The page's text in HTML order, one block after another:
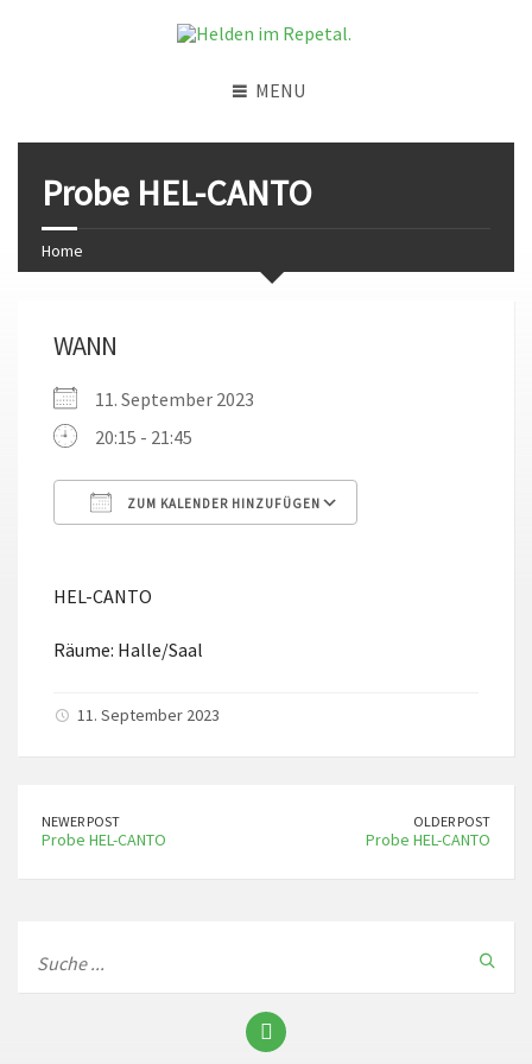
MENU
Probe HEL-CANTO
Home
WANN
11. September 2023
20:15 - 21:45
ZUM KALENDER HINZUFÜGEN
HEL-CANTO
Räume: Halle/Saal
11. September 2023
NEWER POST
Probe HEL-CANTO
OLDER POST
Probe HEL-CANTO